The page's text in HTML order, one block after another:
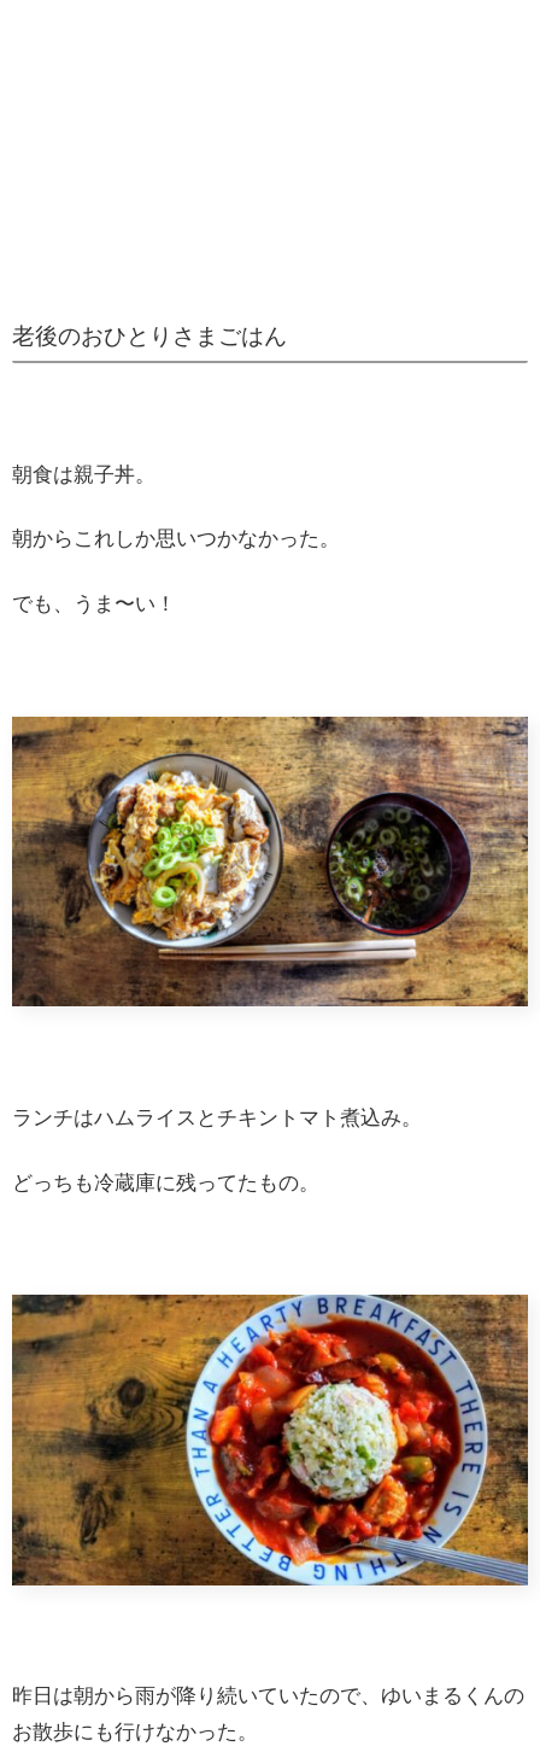
老後のおひとりさまごはん
朝食は親子丼。
朝からこれしか思いつかなかった。
でも、うま〜い！
ランチはハムライスとチキントマト煮込み。
どっちも冷蔵庫に残ってたもの。
昨日は朝から雨が降り続いていたので、ゆいまるくんの
お散歩にも行けなかった。